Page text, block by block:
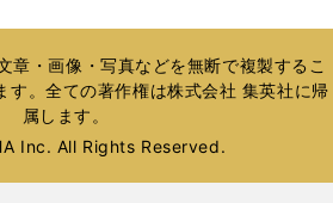
開
く
章・画像・写真などを無断で複製するこ
す。全ての著作権は株式会社 集英社に帰
属します。
Inc. All Rights Reserved.